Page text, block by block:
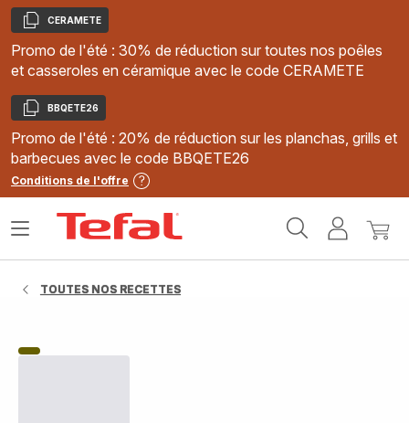
Copier
CERAMETE
Promo de l'été : 30% de réduction sur toutes nos poêles
et casseroles en céramique avec le code CERAMETE
Copier
BBQETE26
Promo de l'été : 20% de réduction sur les planchas, grills et
barbecues avec le code BBQETE26
Conditions de l'offre
MonMon
Ouvrir
TOUTES NOS RECETTES